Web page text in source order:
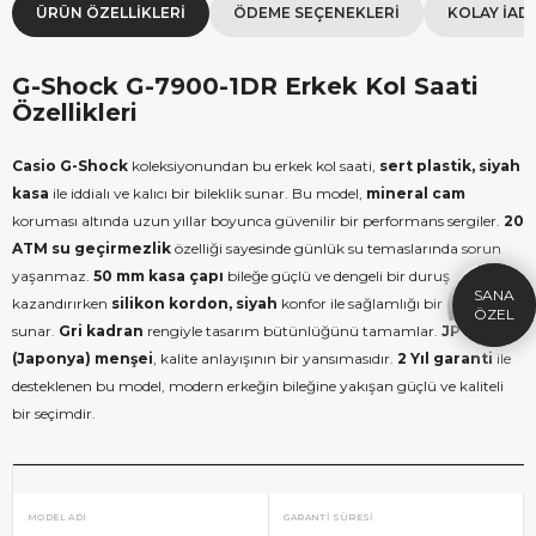
ÜRÜN ÖZELLIKLERI ÖDEME SEÇENEKLERI KOLAY
G-Shock G-7900-1DR Erkek Kol Saati
Özellikleri
Casio G-Shock koleksiyonundan bu erkek kol saati, sert plastik, siyah
kasa ile iddialı ve kalıcı bir bileklik sunar. Bu model, mineral cam
koruması altında uzun yıllar boyunca güvenilir bir performans sergiler. 20
ATM su geçirmezlik özelliği sayesinde günlük su temaslarında sorun
yaşanmaz. 50 mm kasa çapı bileğe güçlü ve dengeli bir duruş
kazandırırken silikon kordon, siyah konfor ile sağlamlığı bir arada
sunar. Gri kadran rengiyle tasarım bütünlüğünü tamamlar. JP -
(Japonya) menşei , kalite anlayışının bir yansımasıdır. 2 Yıl garanti ile
desteklenen bu model, modern erkeğin bileğine yakışan güçlü ve kaliteli
bir seçimdir.
MODEL ADI GARANTI SÜRESI
HEDIYE
ÇEKI
SEPETTE İNDİRİM
9.999 TL üzeri alışverişe özel
1.000 TL Hediye Çeki
×
HEDIYE1000
KOPYALA